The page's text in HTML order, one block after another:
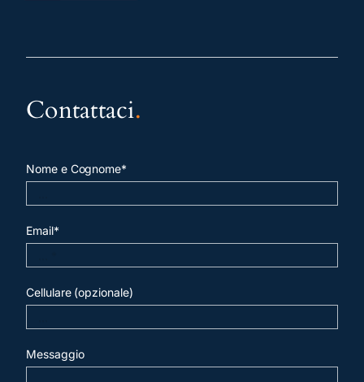
Contattaci.
Nome e Cognome*
Email*
Cellulare (opzionale)
Messaggio